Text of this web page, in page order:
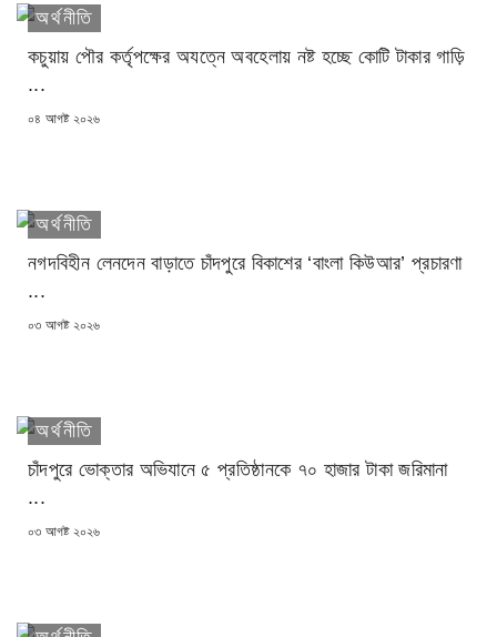
অর্থনীতি
কচুয়ায় পৌর কর্তৃপক্ষের অযত্নে অবহেলায় নষ্ট হচ্ছে কোটি টাকার গাড়ি
...
POSTED
০৪ আগষ্ট ২০২৬
অর্থনীতি
নগদবিহীন লেনদেন বাড়াতে চাঁদপুরে বিকাশের ‘বাংলা কিউআর’ প্রচারণা
...
POSTED
০৩ আগষ্ট ২০২৬
অর্থনীতি
চাঁদপুরে ভোক্তার অভিযানে ৫ প্রতিষ্ঠানকে ৭০ হাজার টাকা জরিমানা
...
POSTED
০৩ আগষ্ট ২০২৬